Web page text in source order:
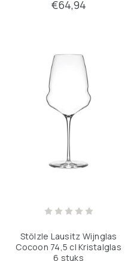
€64,94
Stölzle Lausitz Wijnglas
Cocoon 74,5 cl Kristalglas
6 stuks